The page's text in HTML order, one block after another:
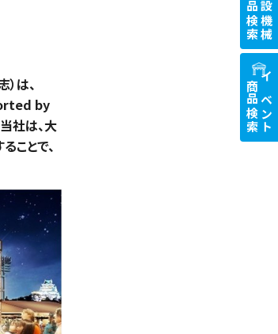
は、
by
社は、大
ことで、
建設機械
商品検索
イベント
商品検索